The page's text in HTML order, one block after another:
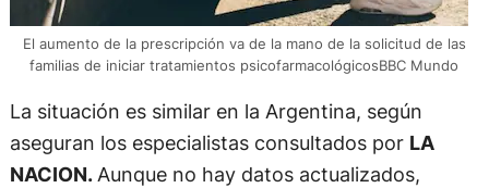
El aumento de la prescripción va de la mano de la solicitud de las
familias de iniciar tratamientos psicofarmacológicosBBC Mundo
La situación es similar en la Argentina, según
aseguran los especialistas consultados por LA
NACION. Aunque no hay datos actualizados,